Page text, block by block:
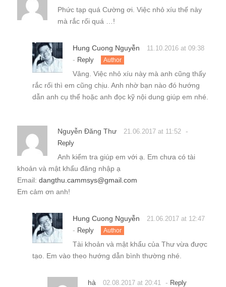
Phức tạp quá Cường ơi. Việc nhỏ xíu thế này
mà rắc rối quá …!
Hung Cuong Nguyễn 11.10.2016 at 09:38
- Reply Author
Vâng. Việc nhỏ xíu này mà anh cũng thấy
rắc rối thì em cũng chịu. Anh nhờ bạn nào đó hướng
dẫn anh cụ thể hoặc anh đọc kỹ nội dung giúp em nhé.
Nguyễn Đăng Thư 21.06.2017 at 11:52 -
Reply
Anh kiểm tra giúp em với ạ. Em chưa có tài
khoản và mật khẩu đăng nhập ạ
Email: dangthu.cammsys@gmail.com
Em cảm ơn anh!
Hung Cuong Nguyễn 21.06.2017 at 12:47
- Reply Author
Tài khoản và mật khẩu của Thư vừa được
tạo. Em vào theo hướng dẫn bình thường nhé.
hà 02.08.2017 at 20:41 - Reply